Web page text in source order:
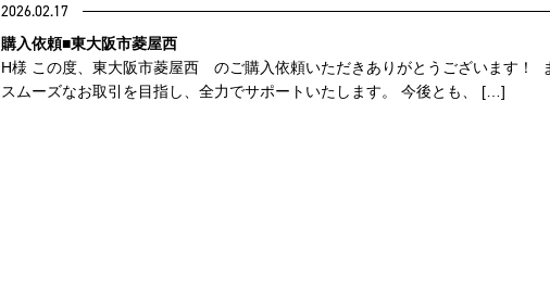
2026.02.17
購入依頼■東大阪市菱屋西
H様 この度、東大阪市菱屋西 のご購入依頼いただきありがとうございます！
スムーズなお取引を目指し、全力でサポートいたします。 今後とも、 […]